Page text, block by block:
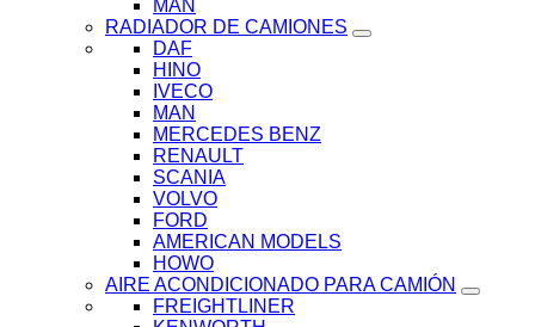
MAN
RADIADOR DE CAMIONES
DAF
HINO
IVECO
MAN
MERCEDES BENZ
RENAULT
SCANIA
VOLVO
FORD
AMERICAN MODELS
HOWO
AIRE ACONDICIONADO PARA CAMIÓN
FREIGHTLINER